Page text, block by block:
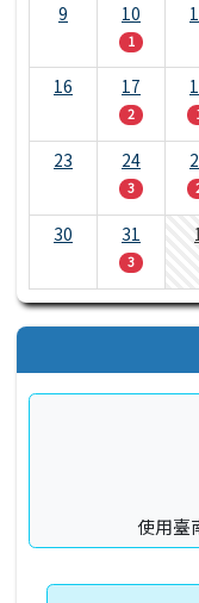
9 10
1
16 17
2
23 24
3
30 31
3
使用臺